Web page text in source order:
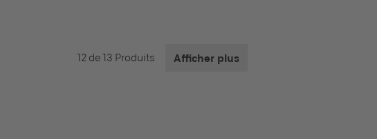
12 de 13 Produits Afficher plus